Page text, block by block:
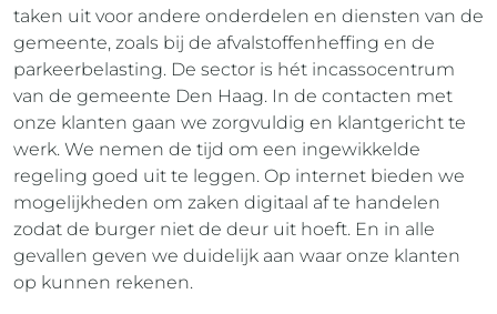
taken uit voor andere onderdelen en diensten van de
gemeente, zoals bij de afvalstoffenheffing en de
parkeerbelasting. De sector is hét incassocentrum
van de gemeente Den Haag. In de contacten met
onze klanten gaan we zorgvuldig en klantgericht te
werk. We nemen de tijd om een ingewikkelde
regeling goed uit te leggen. Op internet bieden we
mogelijkheden om zaken digitaal af te handelen
zodat de burger niet de deur uit hoeft. En in alle
gevallen geven we duidelijk aan waar onze klanten
op kunnen rekenen.